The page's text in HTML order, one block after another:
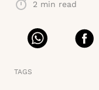
2 min read
TAGS